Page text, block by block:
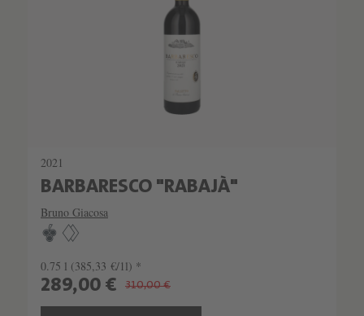
2021
BARBARESCO "RABAJÀ"
Bruno Giacosa
0.75 l (385,33 €/1l) *
289,00 € 310,00 €